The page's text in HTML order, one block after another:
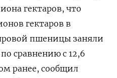
гектаров, что
гектаров в
пшеницы заняли
сравнению с 12,6
ранее, сообщил